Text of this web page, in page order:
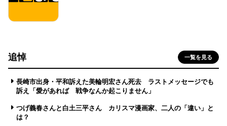
追悼 一覧を見る
長崎市出身・平和訴えた美輪明宏さん死去 ラストメッセージでも
訴え「愛があれば 戦争なんか起こりません」
つげ義春さんと白土三平さん カリスマ漫画家、二人の「違い」と
は？